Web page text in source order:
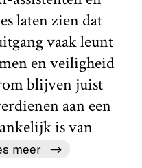
laten zien dat
vaak leunt
en veiligheid
blijven juist
aan een
is van
meer